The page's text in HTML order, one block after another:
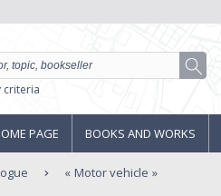
criteria
PAGE BOOKS AND WORKS
Motor vehicle